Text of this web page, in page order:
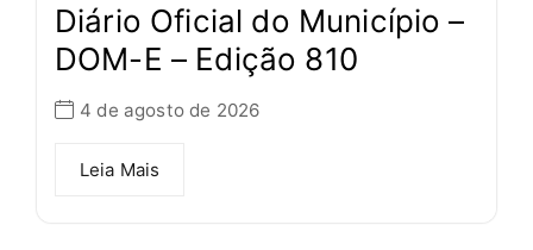
Diário Oficial do Município –
DOM-E – Edição 810
4 de agosto de 2026
Leia Mais